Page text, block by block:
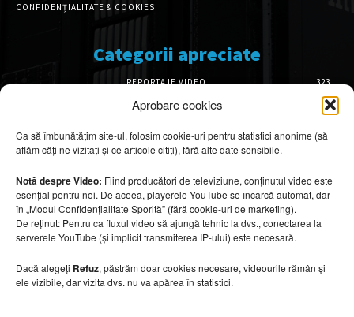
Aprobare cookies
Ca să îmbunătățim site-ul, folosim cookie-uri pentru statistici anonime (să
aflăm câți ne vizitați și ce articole citiți), fără alte date sensibile.
Notă despre Video: Fiind producători de televiziune, conținutul video este
esențial pentru noi. De aceea, playerele YouTube se încarcă automat, dar
în „Modul Confidențialitate Sporită” (fără cookie-uri de marketing).
De reținut: Pentru ca fluxul video să ajungă tehnic la dvs., conectarea la
serverele YouTube (și implicit transmiterea IP-ului) este necesară.
Dacă alegeți Refuz, păstrăm doar cookies necesare, videourile rămân și
ele vizibile, dar vizita dvs. nu va apărea în statistici.
CONFIDENȚIALITATE & COOKIES
Categorii apreciate
REPORTAJE VIDEO
323
AMENAJĂRI INTERIOARE
126
DESIGN INTERIOR
64
ARHITECTURĂ & DESIGN
OPINII & ANALIZE
43
Articole recomandate
Secretele construirii bungalourilor
6 august 2026